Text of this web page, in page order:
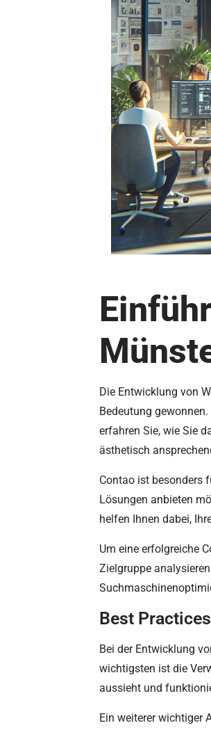
Die Entwicklung von
Bedeutung
erfahren Sie, wie Sie
ästhetisch
Contao ist besonders
Lösungen anbieten
helfen Ihnen dabei,
Um eine erfolgreiche
Zielgruppe
Best
Bei der Entwicklung
wichtigsten ist die
aussieht und
Ein weiterer wichtiger